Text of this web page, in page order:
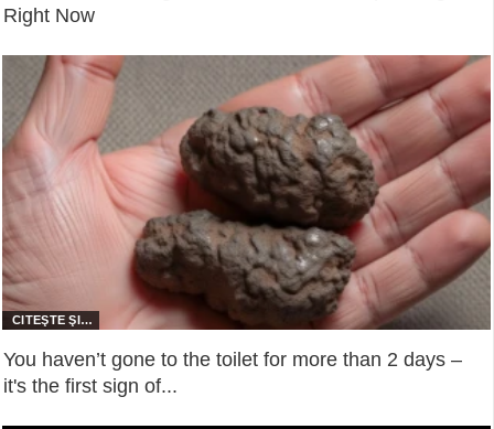
Right Now
You haven’t gone to the toilet for more than 2 days –
it's the first sign of...